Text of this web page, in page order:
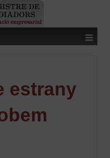
≡
estrany